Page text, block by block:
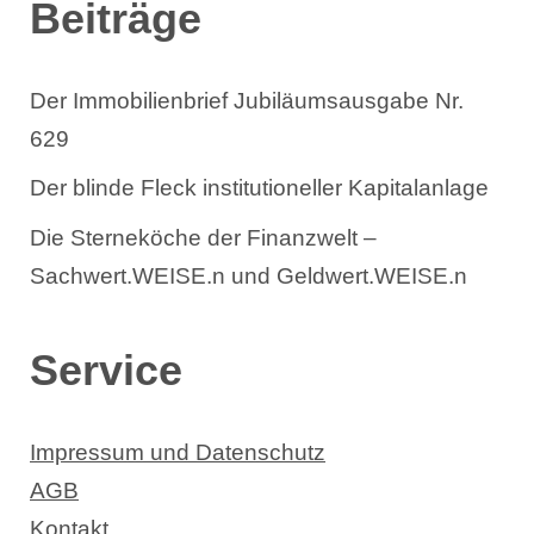
Beiträge
Der Immobilienbrief Jubiläumsausgabe Nr.
629
Der blinde Fleck institutioneller Kapitalanlage
Die Sterneköche der Finanzwelt –
Sachwert.WEISE.n und Geldwert.WEISE.n
Service
Impressum und Datenschutz
AGB
Kontakt